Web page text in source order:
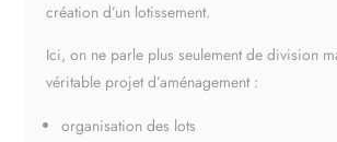
création d’un lotissement.
Ici, on ne parle plus seulement de division
véritable projet d’aménagement :
organisation des lots